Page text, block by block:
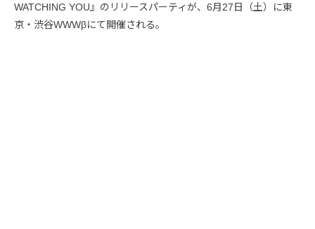
WATCHING YOU』のリリースパーティが、6月27日（土）に東
京・渋谷WWWβにて開催される。